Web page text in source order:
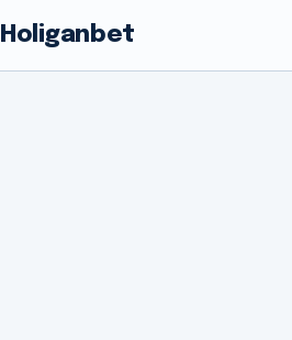
Holiganbet